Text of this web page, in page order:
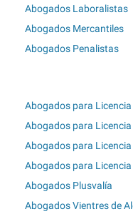
Abogados Laboralistas
Abogados Mercantiles
Abogados Penalistas
Abogados para
Abogados para Licencia
Abogados para
Abogados para
Abogados Plusvalía
Abogados Vientres de